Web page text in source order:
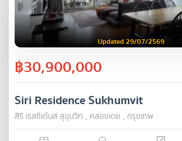
Updated 29/07/2569
฿30,900,000
Siri Residence Sukhumvit
สิริ เรสซิเด้นส์ สุขุมวิท , คลองเตย , กรุงเทพ